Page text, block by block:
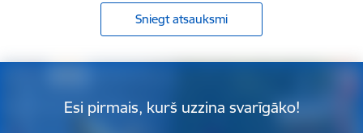
Sniegt atsauksmi
Esi pirmais, kurš uzzina svarīgāko!